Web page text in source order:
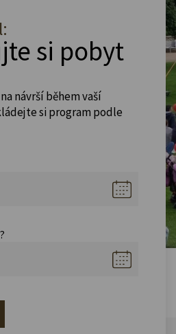
si pobyt
návrší během vaší
si program podle